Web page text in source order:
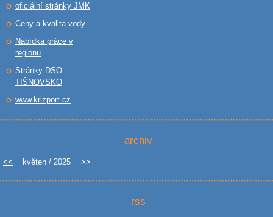
oficiální stránky JMK
Ceny a kvalita vody
Nabídka práce v
regionu
Stránky DSO
TIŠNOVSKO
www.krizport.cz
archiv
<< květen / 2025 >>
rss